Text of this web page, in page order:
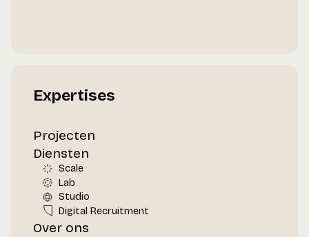
Expertises
Projecten
Diensten
Scale
Lab
Studio
Digital Recruitment
Over ons